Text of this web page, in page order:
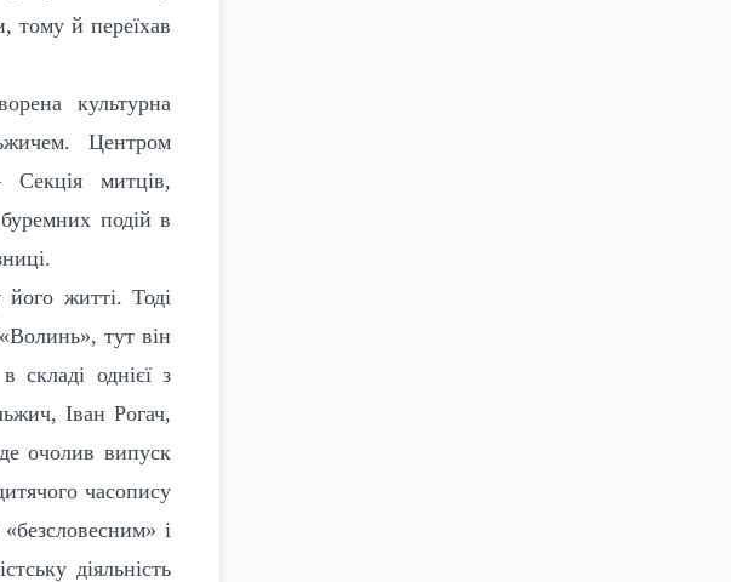
тому й переїхав
культурна
Центром
митців,
подій в
житті. Тоді
тут він
складі однієї з
Іван Рогач,
очолив випуск
часопису
і
діяльність